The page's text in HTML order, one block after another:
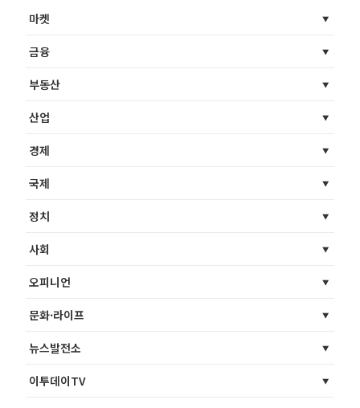
마켓
금융
부동산
산업
경제
국제
정치
사회
오피니언
문화·라이프
뉴스발전소
이투데이TV